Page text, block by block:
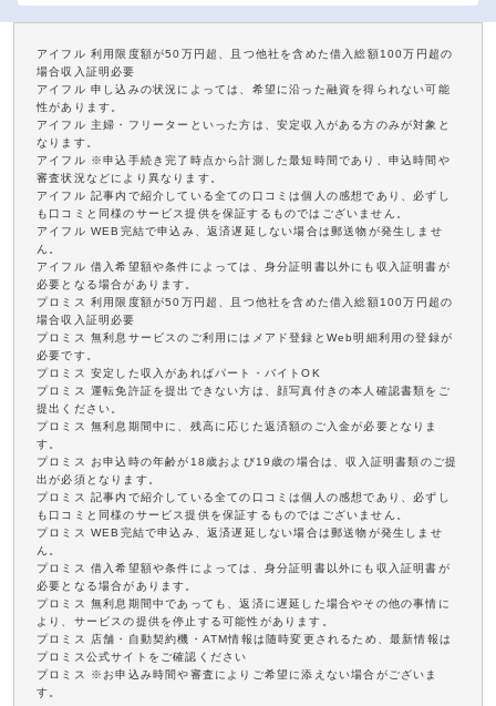
アイフル 利用限度額が50万円超、且つ他社を含めた借入総額100万円超の
場合収入証明必要
アイフル 申し込みの状況によっては、希望に沿った融資を得られない可能
性があります。
アイフル 主婦・フリーターといった方は、安定収入がある方のみが対象と
なります。
アイフル ※申込手続き完了時点から計測した最短時間であり、申込時間や
審査状況などにより異なります。
アイフル 記事内で紹介している全ての口コミは個人の感想であり、必ずし
も口コミと同様のサービス提供を保証するものではございません。
アイフル WEB完結で申込み、返済遅延しない場合は郵送物が発生しませ
ん。
アイフル 借入希望額や条件によっては、身分証明書以外にも収入証明書が
必要となる場合があります。
プロミス 利用限度額が50万円超、且つ他社を含めた借入総額100万円超の
場合収入証明必要
プロミス 無利息サービスのご利用にはメアド登録とWeb明細利用の登録が
必要です。
プロミス 安定した収入があればパート・バイトOK
プロミス 運転免許証を提出できない方は、顔写真付きの本人確認書類をご
提出ください。
プロミス 無利息期間中に、残高に応じた返済額のご入金が必要となりま
す。
プロミス お申込時の年齢が18歳および19歳の場合は、収入証明書類のご提
出が必須となります。
プロミス 記事内で紹介している全ての口コミは個人の感想であり、必ずし
も口コミと同様のサービス提供を保証するものではございません。
プロミス WEB完結で申込み、返済遅延しない場合は郵送物が発生しませ
ん。
プロミス 借入希望額や条件によっては、身分証明書以外にも収入証明書が
必要となる場合があります。
プロミス 無利息期間中であっても、返済に遅延した場合やその他の事情に
より、サービスの提供を停止する可能性があります。
プロミス 店舗・自動契約機・ATM情報は随時変更されるため、最新情報は
プロミス公式サイトをご確認ください
プロミス ※お申込み時間や審査によりご希望に添えない場合がございま
す。